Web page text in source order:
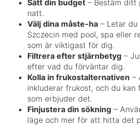
Sätt din budget – Bestäm ditt
natt.
Välj dina måste-ha – Letar
Szczecin med pool, spa eller
som är viktigast för dig.
Filtrera efter stjärnbetyg –
efter vad du förväntar dig.
Kolla in frukostalternativen –
inkluderar frukost, och du
som erbjuder det.
Finjustera din sökning –
läge och mer för att hitta det